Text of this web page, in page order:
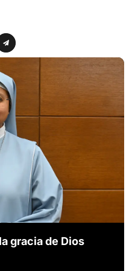
gracia de Dios